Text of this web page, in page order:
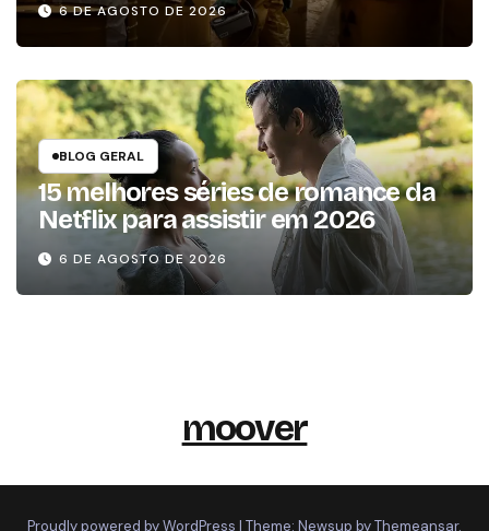
6 DE AGOSTO DE 2026
BLOG GERAL
15 melhores séries de romance da
Netflix para assistir em 2026
6 DE AGOSTO DE 2026
moover
Proudly powered by WordPress | Theme: Newsup byThemeansar.